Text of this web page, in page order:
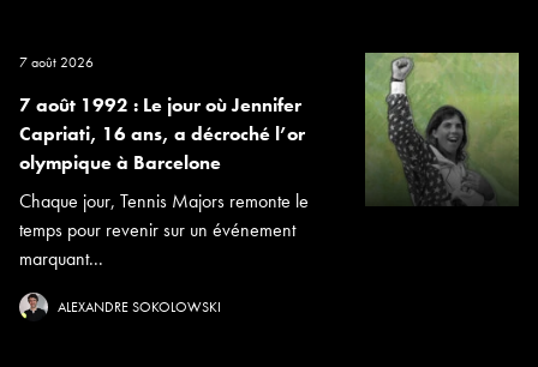
7 août 2026
7 août 1992 : Le jour où Jennifer
Capriati, 16 ans, a décroché l’or
olympique à Barcelone
Chaque jour, Tennis Majors remonte le
temps pour revenir sur un événement
marquant...
ALEXANDRE SOKOLOWSKI